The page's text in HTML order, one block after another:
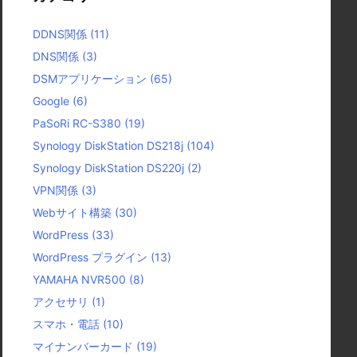
DDNS関係 (11)
DNS関係 (3)
DSMアプリケーション (65)
Google (6)
PaSoRi RC-S380 (19)
Synology DiskStation DS218j (104)
Synology DiskStation DS220j (2)
VPN関係 (3)
Webサイト構築 (30)
WordPress (33)
WordPress プラグイン (13)
YAMAHA NVR500 (8)
アクセサリ (1)
スマホ・電話 (10)
マイナンバーカード (19)